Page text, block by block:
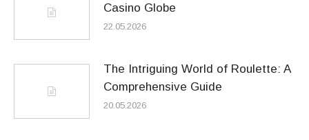
Casino Globe
22.05.2026
The Intriguing World of Roulette: A
Comprehensive Guide
20.05.2026